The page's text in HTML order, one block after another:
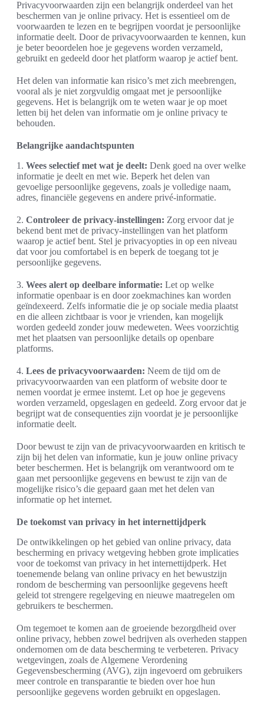
Privacyvoorwaarden zijn een belangrijk onderdeel van het
beschermen van je online privacy. Het is essentieel om de
voorwaarden te lezen en te begrijpen voordat je persoonlijke
informatie deelt. Door de privacyvoorwaarden te kennen, kun
je beter beoordelen hoe je gegevens worden verzameld,
gebruikt en gedeeld door het platform waarop je actief bent.
Het delen van informatie kan risico’s met zich meebrengen,
vooral als je niet zorgvuldig omgaat met je persoonlijke
gegevens. Het is belangrijk om te weten waar je op moet
letten bij het delen van informatie om je online privacy te
behouden.
Belangrijke aandachtspunten
1. Wees selectief met wat je deelt: Denk goed na over welke
informatie je deelt en met wie. Beperk het delen van
gevoelige persoonlijke gegevens, zoals je volledige naam,
adres, financiële gegevens en andere privé-informatie.
2. Controleer de privacy-instellingen: Zorg ervoor dat je
bekend bent met de privacy-instellingen van het platform
waarop je actief bent. Stel je privacyopties in op een niveau
dat voor jou comfortabel is en beperk de toegang tot je
persoonlijke gegevens.
3. Wees alert op deelbare informatie: Let op welke
informatie openbaar is en door zoekmachines kan worden
geïndexeerd. Zelfs informatie die je op sociale media plaatst
en die alleen zichtbaar is voor je vrienden, kan mogelijk
worden gedeeld zonder jouw medeweten. Wees voorzichtig
met het plaatsen van persoonlijke details op openbare
platforms.
4. Lees de privacyvoorwaarden: Neem de tijd om de
privacyvoorwaarden van een platform of website door te
nemen voordat je ermee instemt. Let op hoe je gegevens
worden verzameld, opgeslagen en gedeeld. Zorg ervoor dat je
begrijpt wat de consequenties zijn voordat je je persoonlijke
informatie deelt.
Door bewust te zijn van de privacyvoorwaarden en kritisch te
zijn bij het delen van informatie, kun je jouw online privacy
beter beschermen. Het is belangrijk om verantwoord om te
gaan met persoonlijke gegevens en bewust te zijn van de
mogelijke risico’s die gepaard gaan met het delen van
informatie op het internet.
De toekomst van privacy in het internettijdperk
De ontwikkelingen op het gebied van online privacy, data
bescherming en privacy wetgeving hebben grote implicaties
voor de toekomst van privacy in het internettijdperk. Het
toenemende belang van online privacy en het bewustzijn
rondom de bescherming van persoonlijke gegevens heeft
geleid tot strengere regelgeving en nieuwe maatregelen om
gebruikers te beschermen.
Om tegemoet te komen aan de groeiende bezorgdheid over
online privacy, hebben zowel bedrijven als overheden stappen
ondernomen om de data bescherming te verbeteren. Privacy
wetgevingen, zoals de Algemene Verordening
Gegevensbescherming (AVG), zijn ingevoerd om gebruikers
meer controle en transparantie te bieden over hoe hun
persoonlijke gegevens worden gebruikt en opgeslagen.